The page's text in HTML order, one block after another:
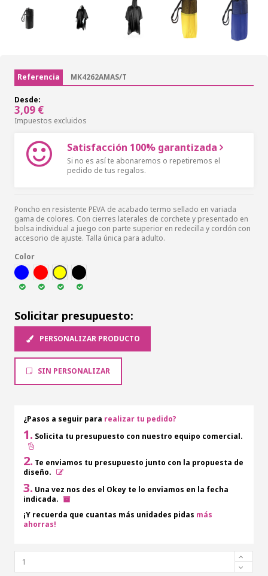
Referencia MK4262AMAS/T
Desde:
3,09 €
Impuestos excluidos
Satisfacción 100% garantizada
Si no es así te abonaremos o repetiremos el
pedido de tus regalos.
Poncho en resistente PEVA de acabado termo sellado en variada
gama de colores. Con cierres laterales de corchete y presentado en
bolsa individual a juego con parte superior en redecilla y cordón con
accesorio de ajuste. Talla única para adulto.
Color
AZUL
ROJ AMA NEG
Solicitar presupuesto:
PERSONALIZAR PRODUCTO
SIN PERSONALIZAR
¿Pasos a seguir para realizar tu pedido?
1. Solicita tu presupuesto con nuestro equipo comercial.
2. Te enviamos tu presupuesto junto con la propuesta de
diseño.
3. Una vez nos des el Okey te lo enviamos en la fecha
indicada.
¡Y recuerda que cuantas más unidades pidas más
ahorras!